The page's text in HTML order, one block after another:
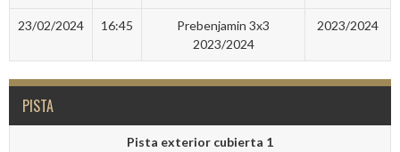
23/02/2024 16:45
Prebenjamin 3x3
2023/2024
2023/2024
PISTA
Pista exterior cubierta 1